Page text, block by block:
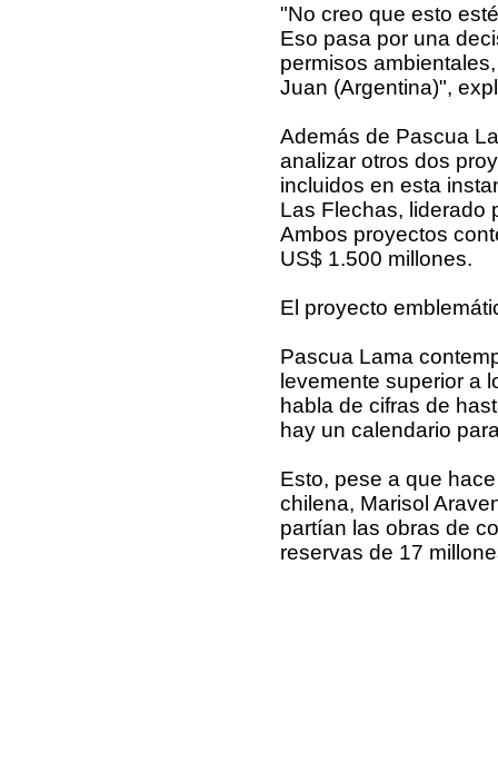
"No creo que esto
Eso pasa por una
permisos
Juan (Argentina)",
Además de Pascua
analizar otros dos
incluidos en esta
Las Flechas, liderado
Ambos proyectos
US$ 1.500 millones.
El proyecto
Pascua Lama
levemente superior a
habla de cifras de
hay un calendario
Esto, pese a que
chilena, Marisol
partían las obras de
reservas de 17